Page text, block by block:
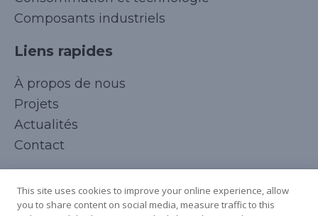
Composants industriels
Liens rapides
À propos de nous
Projets
Actualités
Contact
German
This site uses cookies to improve your online experience, allow
you to share content on social media, measure traffic to this